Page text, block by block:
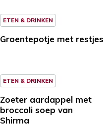
ETEN & DRINKEN
Groentepotje met restjes
ETEN & DRINKEN
Zoeter aardappel met
broccoli soep van
Shirma